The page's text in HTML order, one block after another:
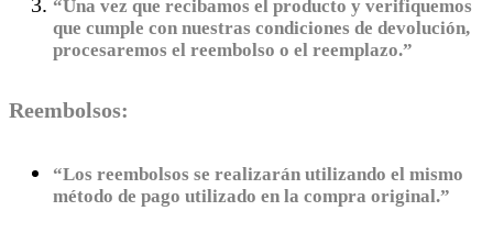
“Una vez que recibamos el producto y verifiquemos
que cumple con nuestras condiciones de devolución,
procesaremos el reembolso o el reemplazo.”
Reembolsos:
“Los reembolsos se realizarán utilizando el mismo
método de pago utilizado en la compra original.”